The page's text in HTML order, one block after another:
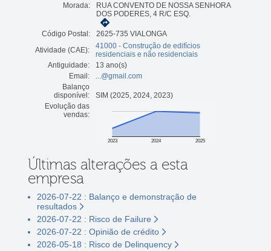
Morada:
RUA CONVENTO DE NOSSA SENHORA
DOS PODERES, 4 R/C ESQ.
Código Postal:
2625-735 VIALONGA
Atividade (CAE):
41000 - Construção de edifícios
residenciais e não residenciais
Antiguidade:
13 ano(s)
Email:
...@gmail.com
Balanço
disponível:
SIM (2025, 2024, 2023)
Evolução das
vendas:
2023 2024 2025
Últimas alterações a esta
empresa
2026-07-22 : Balanço e demonstração de
resultados
2026-07-22 : Risco de Failure
2026-07-22 : Opinião de crédito
2026-05-18 : Risco de Delinquency